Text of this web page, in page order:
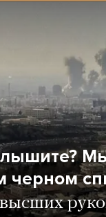
высших